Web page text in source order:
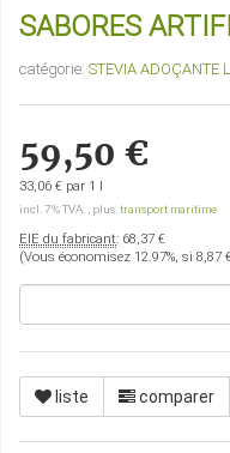
SABORES
catégorie: STEVIA ADOÇANTE
59,50 €
33,06 € par 1 l
incl. 7% TVA. , plus.transport maritime
EIE du fabricant: 68,37 €
(Vous économisez 12.97%, si 8,87
liste comparer